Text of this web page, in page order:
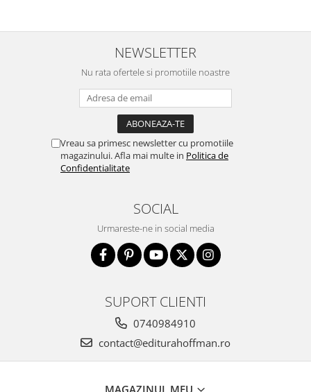
NEWSLETTER
Nu rata ofertele si promotiile noastre
Vreau sa primesc newsletter cu promotiile
magazinului. Afla mai multe in Politica de
Confidentialitate
SOCIAL
Urmareste-ne in social media
SUPORT CLIENTI
0740984910
contact@editurahoffman.ro
MAGAZINUL MEU